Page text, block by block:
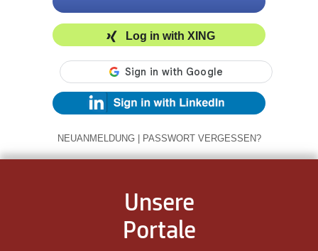
Log in with XING
NEUANMELDUNG | PASSWORT VERGESSEN?
Unsere
Portale